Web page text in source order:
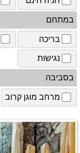
במתחם
בריכה
נגישות
בסביבה
מרחב מוגן קרוב